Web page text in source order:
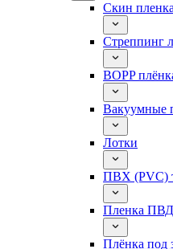
Скин пленка
Стреппинг
BOPP
Вакуумные
Лотки
ПВХ (PVC)
Пленка ПВД
Плёнка под